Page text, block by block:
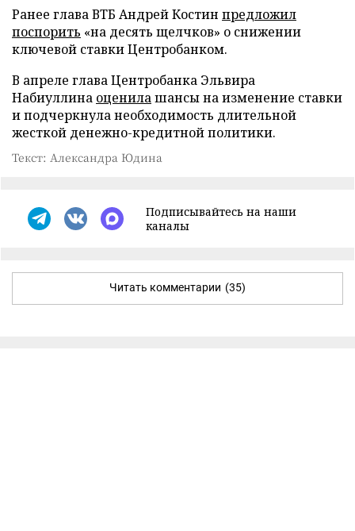
Ранее глава ВТБ Андрей Костин предложил
поспорить «на десять щелчков» о снижении
ключевой ставки Центробанком.
В апреле глава Центробанка Эльвира
Набиуллина оценилашансы на изменение ставки
и подчеркнула необходимость длительной
жесткой денежно-кредитной политики.
Текст: Александра Юдина
Подписывайтесь на наши
каналы
Читать комментарии (35)